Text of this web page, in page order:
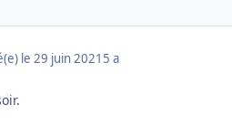
le 29 juin 2021 5 a